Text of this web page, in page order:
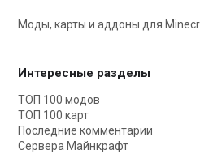
Моды, карты и аддоны для
Интересные разделы
ТОП 100 модов
ТОП 100 карт
Последние комментарии
Сервера Майнкрафт